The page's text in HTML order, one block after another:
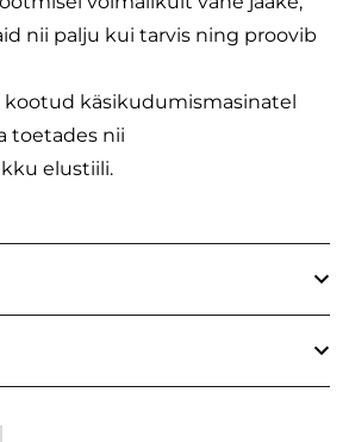
nii palju kui tarvis ning proovib
käsikudumismasinatel
toetades nii
elustiili.